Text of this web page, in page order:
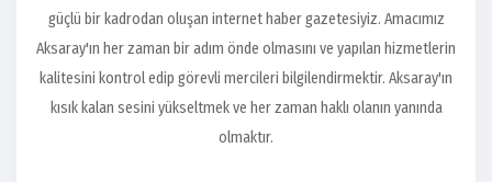
güçlü bir kadrodan oluşan internet haber gazetesiyiz. Amacımız
Aksaray'ın her zaman bir adım önde olmasını ve yapılan hizmetlerin
kalitesini kontrol edip görevli mercileri bilgilendirmektir. Aksaray'ın
kısık kalan sesini yükseltmek ve her zaman haklı olanın yanında
olmaktır.